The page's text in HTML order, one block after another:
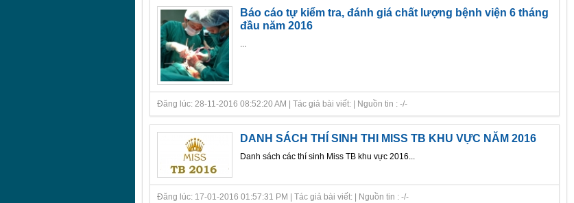
Báo cáo tự kiểm tra, đánh giá chất lượng bệnh viện 6 tháng
đầu năm 2016
Đăng lúc: 28-11-2016 08:52:20 AM | Tác giả bài viết: | Nguồn tin : -/-
DANH SÁCH THÍ SINH THI MISS TB KHU VỰC NĂM 2016
Danh sách các thí sinh Miss TB khu vực 2016...
Đăng lúc: 17-01-2016 01:57:31 PM | Tác giả bài viết: | Nguồn tin : -/-